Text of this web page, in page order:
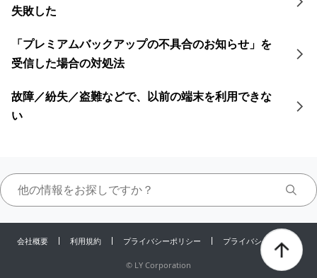
失敗した
「プレミアムバックアップの不具合のお知らせ」を
受信した場合の対処法
故障／紛失／盗難などで、以前の端末を利用できな
い
会社概要 利用規約 プライバシーポリシー プライバシーセンター
© LY Corporation